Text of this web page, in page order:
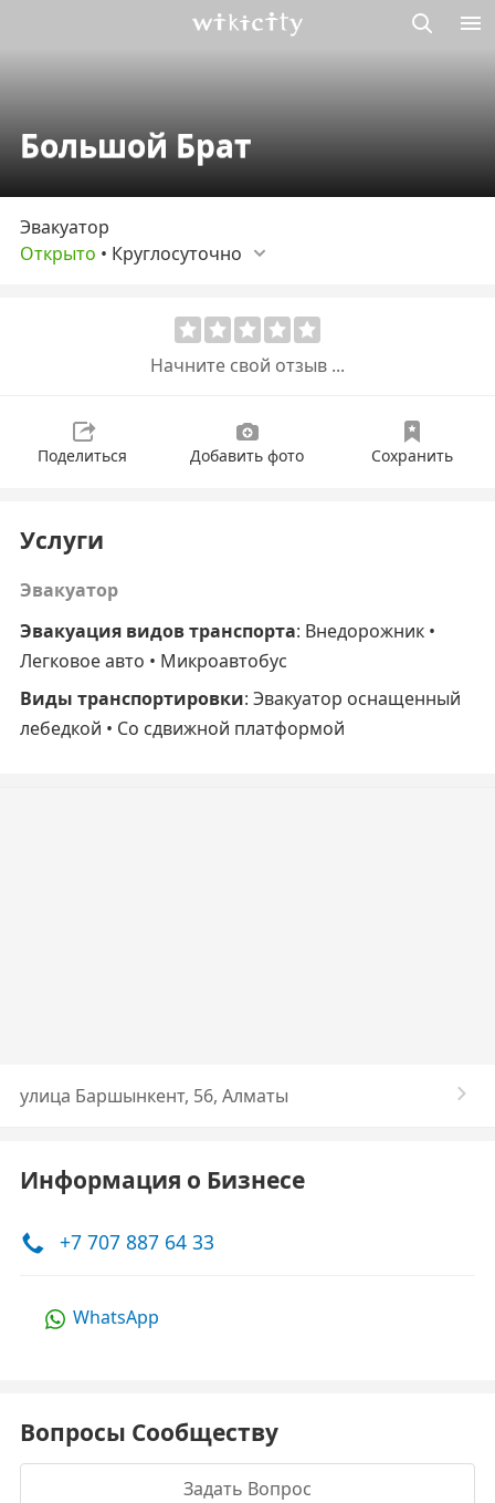
Большой Брат
Эвакуатор
Открыто • Круглосуточно
Начните свой отзыв ...
Поделиться Добавить фото Сохранить
Услуги
Эвакуатор
Эвакуация видов транспорта: Внедорожник •
Легковое авто • Микроавтобус
Виды транспортировки: Эвакуатор оснащенный
лебедкой • Cо сдвижной платформой
улица Баршынкент, 56, Алматы
Информация о Бизнесе
+7 707 887 64 33
WhatsApp
Вопросы Сообществу
Задать Вопрос